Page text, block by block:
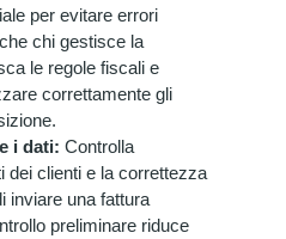
per evitare errori
chi gestisce la
le regole fiscali e
correttamente gli
i dati: Controlla
dei clienti e la correttezza
inviare una fattura
preliminare riduce